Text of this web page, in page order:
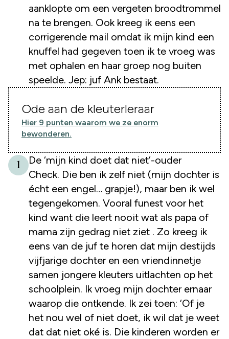
aanklopte om een vergeten broodtrommel
na te brengen. Ook kreeg ik eens een
corrigerende mail omdat ik mijn kind een
knuffel had gegeven toen ik te vroeg was
met ophalen en haar groep nog buiten
speelde. Jep: juf Ank bestaat.
Ode aan de kleuterleraar
Hier 9 punten waarom we ze enorm
bewonderen.
1
De ‘mijn kind doet dat niet’-ouder
Check. Die ben ik zelf niet (mijn dochter is
écht een engel… grapje!), maar ben ik wel
tegengekomen. Vooral funest voor het
kind want die leert nooit wat als papa of
mama zijn gedrag niet ziet . Zo kreeg ik
eens van de juf te horen dat mijn destijds
vijfjarige dochter en een vriendinnetje
samen jongere kleuters uitlachten op het
schoolplein. Ik vroeg mijn dochter ernaar
waarop die ontkende. Ik zei toen: ‘Of je
het nou wel of niet doet, ik wil dat je weet
dat dat niet oké is. Die kinderen worden er